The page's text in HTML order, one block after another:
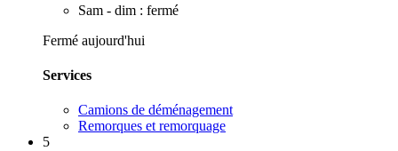
Sam - dim : fermé
Fermé aujourd'hui
Services
Camions de déménagement
Remorques et remorquage
5